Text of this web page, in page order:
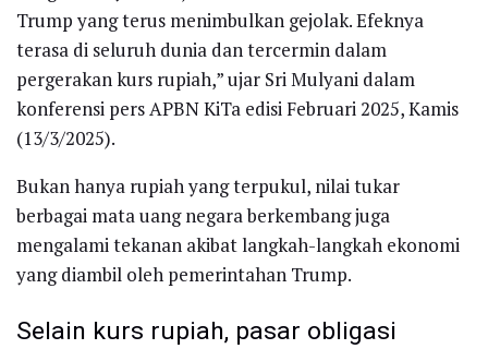
Trump yang terus menimbulkan gejolak. Efeknya
terasa di seluruh dunia dan tercermin dalam
pergerakan kurs rupiah,” ujar Sri Mulyani dalam
konferensi pers APBN KiTa edisi Februari 2025, Kamis
(13/3/2025).
Bukan hanya rupiah yang terpukul, nilai tukar
berbagai mata uang negara berkembang juga
mengalami tekanan akibat langkah-langkah ekonomi
yang diambil oleh pemerintahan Trump.
Selain kurs rupiah, pasar obligasi